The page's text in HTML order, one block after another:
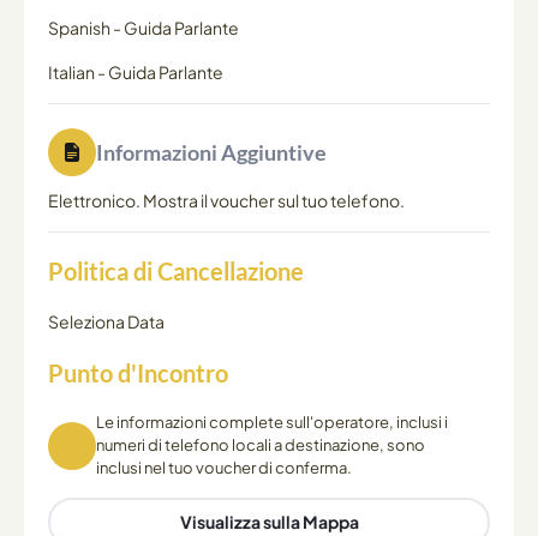
Spanish - Guida Parlante
Italian - Guida Parlante
Informazioni Aggiuntive
Elettronico. Mostra il voucher sul tuo telefono.
Politica di Cancellazione
Seleziona Data
Punto d'Incontro
Le informazioni complete sull'operatore, inclusi i
numeri di telefono locali a destinazione, sono
inclusi nel tuo voucher di conferma.
Visualizza sulla Mappa